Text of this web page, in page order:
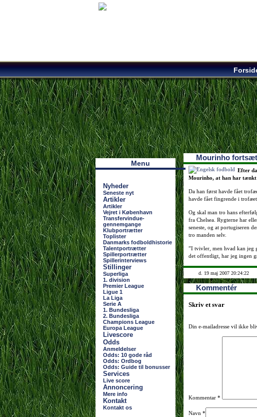
Наши партнеры
лучшие займы
Menu
Nyheder
Seneste nyt
Artikler
Artikler
Vejret i København
Transfervindue-
gennemgange
Klubportrætter
Toplister
Danmarks fodboldhistorie
Talentportrætter
Spillerportrætter
Spillerinterviews
Stillinger
Superliga
1. division
Premier League
Ligue 1
La Liga
Serie A
1. Bundesliga
2. Bundesliga
Champions League
Europa League
Livescore
Odds
Anmeldelser
Odds: 10 gode råd
Odds: Ordbog
Odds: Guide til bonusser
Services
Live score
Annoncering
Mere info
Kontakt
Kontakt os
Mourinho
Efter
Mourinho, at han har tænkt
Da han først havde fået
havde fået fingrende i
Og skal man tro hans
fra Chelsea. Rygterne har
seneste, og at portugiseren
tro manden selv.
”I tvivler, men hvad kan jeg
det offentligt, har jeg ingen
d. 19 maj 2007 20:24:22
Kommentér
Skriv et svar
Din e-mailadresse vil ikke
Kommentar *
Navn *